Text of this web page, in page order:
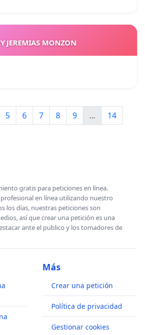
JEREMIAS MONZON
5 6 7 8 9 ...
14
gratis para peticiones en línea.
en línea utilizando nuestro
los días, nuestras peticiones son
así que crear una petición es una
ante el publico y los tomadores de
Más
Crear una petición
Política de privacidad
Gestionar cookies